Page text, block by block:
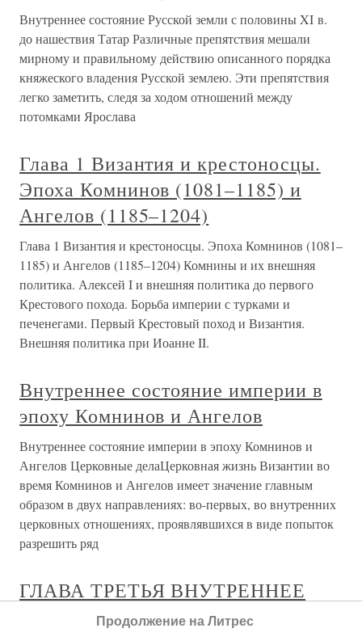
Внутреннее состояние Русской земли с половины XI в.
до нашествия Татар Различные препятствия мешали
мирному и правильному действию описанного порядка
княжеского владения Русской землею. Эти препятствия
легко заметить, следя за ходом отношений между
потомками Ярослава
Глава 1 Византия и крестоносцы.
Эпоха Комнинов (1081–1185) и
Ангелов (1185–1204)
Глава 1 Византия и крестоносцы. Эпоха Комнинов (1081–
1185) и Ангелов (1185–1204) Комнины и их внешняя
политика. Алексей I и внешняя политика до первого
Крестового похода. Борьба империи с турками и
печенегами. Первый Крестовый поход и Византия.
Внешняя политика при Иоанне II.
Внутреннее состояние империи в
эпоху Комнинов и Ангелов
Внутреннее состояние империи в эпоху Комнинов и
Ангелов Церковные делаЦерковная жизнь Византии во
время Комнинов и Ангелов имеет значение главным
образом в двух направлениях: во-первых, во внутренних
церковных отношениях, проявлявшихся в виде попыток
разрешить ряд
ГЛАВА ТРЕТЬЯ ВНУТРЕННЕЕ
СОСТОЯНИЕ РУССКОГО
Продолжение на Литрес